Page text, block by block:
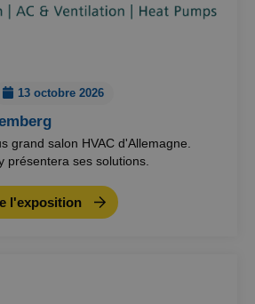
13 octobre 2026
grand salon HVAC d'Allemagne.
présentera ses solutions.
l'exposition